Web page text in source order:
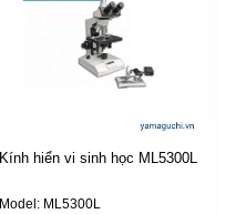
Kính hiển vi sinh học ML5300L
Model: ML5300L